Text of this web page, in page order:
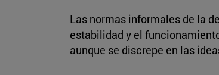
Las normas informales de la
estabilidad y el
aunque se discrepe en las